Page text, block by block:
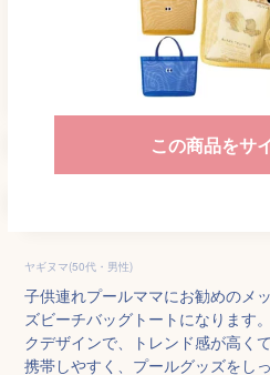
この商品をサ
ヤギヌマ(50代・男性)
子供連れプールママにお勧めのメ
ズビーチバッグトートになります
クデザインで、トレンド感が高く
携帯しやすく、プールグッズをし